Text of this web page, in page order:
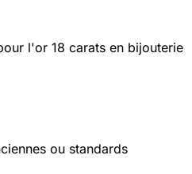
l'or 18 carats en bijouterie
ou standards